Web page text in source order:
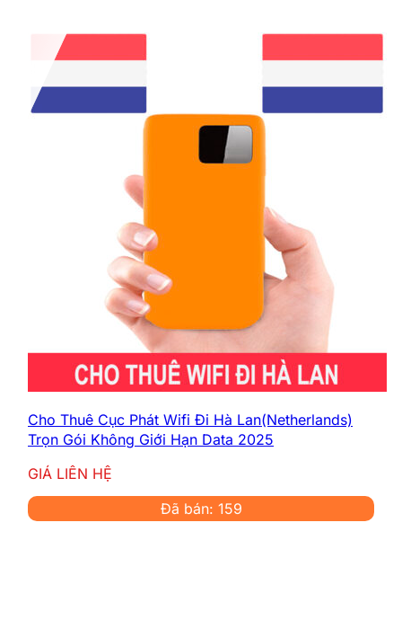
Cho Thuê Cục Phát Wifi Đi Hà Lan(Netherlands)
Trọn Gói Không Giới Hạn Data 2025
GIÁ LIÊN HỆ
Đã bán: 159